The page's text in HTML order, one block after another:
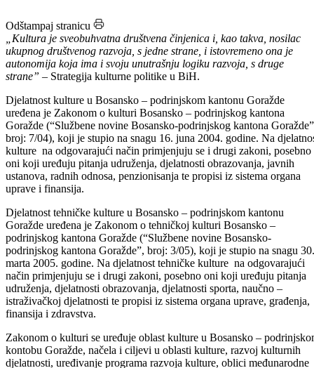
Kultura
Odštampaj stranicu
„Kultura je sveobuhvatna društvena činjenica i, kao takva, nosilac
autonomija koja ima i svoju unutrašnju logiku razvoja, s druge
strane”– Strategija kulturne politike u BiH.
Djelatnost kulture u Bosansko – podrinjskom kantonu Goražde
uređena je Zakonom o kulturi Bosansko – podrinjskog kantona
Goražde (“Službene novine Bosansko-podrinjskog kantona
broj: 7/04), koji je stupio na snagu 16. juna 2004. godine. Na
kulture na odgovarajući način primjenjuju se i drugi zakoni, posebno
ustanova, radnih odnosa, penzionisanja te propisi iz sistema organa
uprave i finansija.
Djelatnost tehničke kulture u Bosansko – podrinjskom kantonu
Goražde uređena je Zakonom o tehničkoj kulturi Bosansko –
podrinjskog kantona Goražde (“Službene novine Bosansko-
podrinjskog kantona Goražde”, broj: 3/05), koji je stupio na snagu 30.
marta 2005. godine. Na djelatnost tehničke kulture na odgovarajući
način primjenjuju se i drugi zakoni, posebno oni koji uređuju pitanja
istraživačkoj djelatnosti te propisi iz sistema organa uprave, građenja,
finansija i zdravstva.